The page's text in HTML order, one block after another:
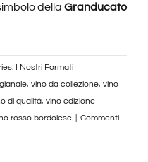
della Granducato
I Nostri Formati
, vino da collezione, vino
di qualità, vino edizione
rosso bordolese
Commenti